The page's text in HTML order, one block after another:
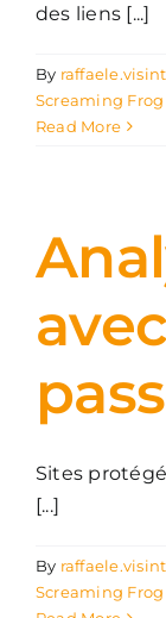
des liens [...]
By
Screaming Frog
Read More
Sites
[...]
By
Screaming Frog